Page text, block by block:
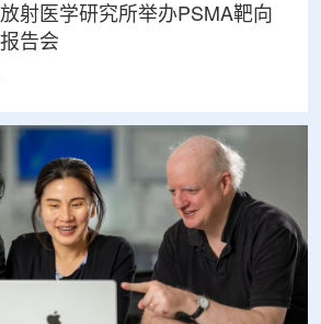
射医学研究所举办PSMA靶向
告会